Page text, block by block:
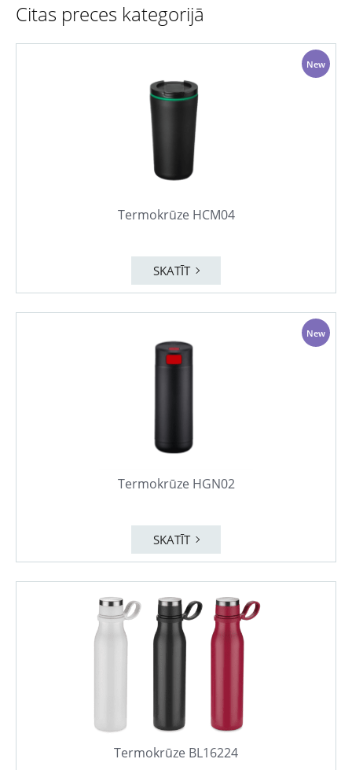
Citas preces kategorijā
New
Termokrūze HCM04
SKATĪT
New
Termokrūze HGN02
SKATĪT
Termokrūze BL16224